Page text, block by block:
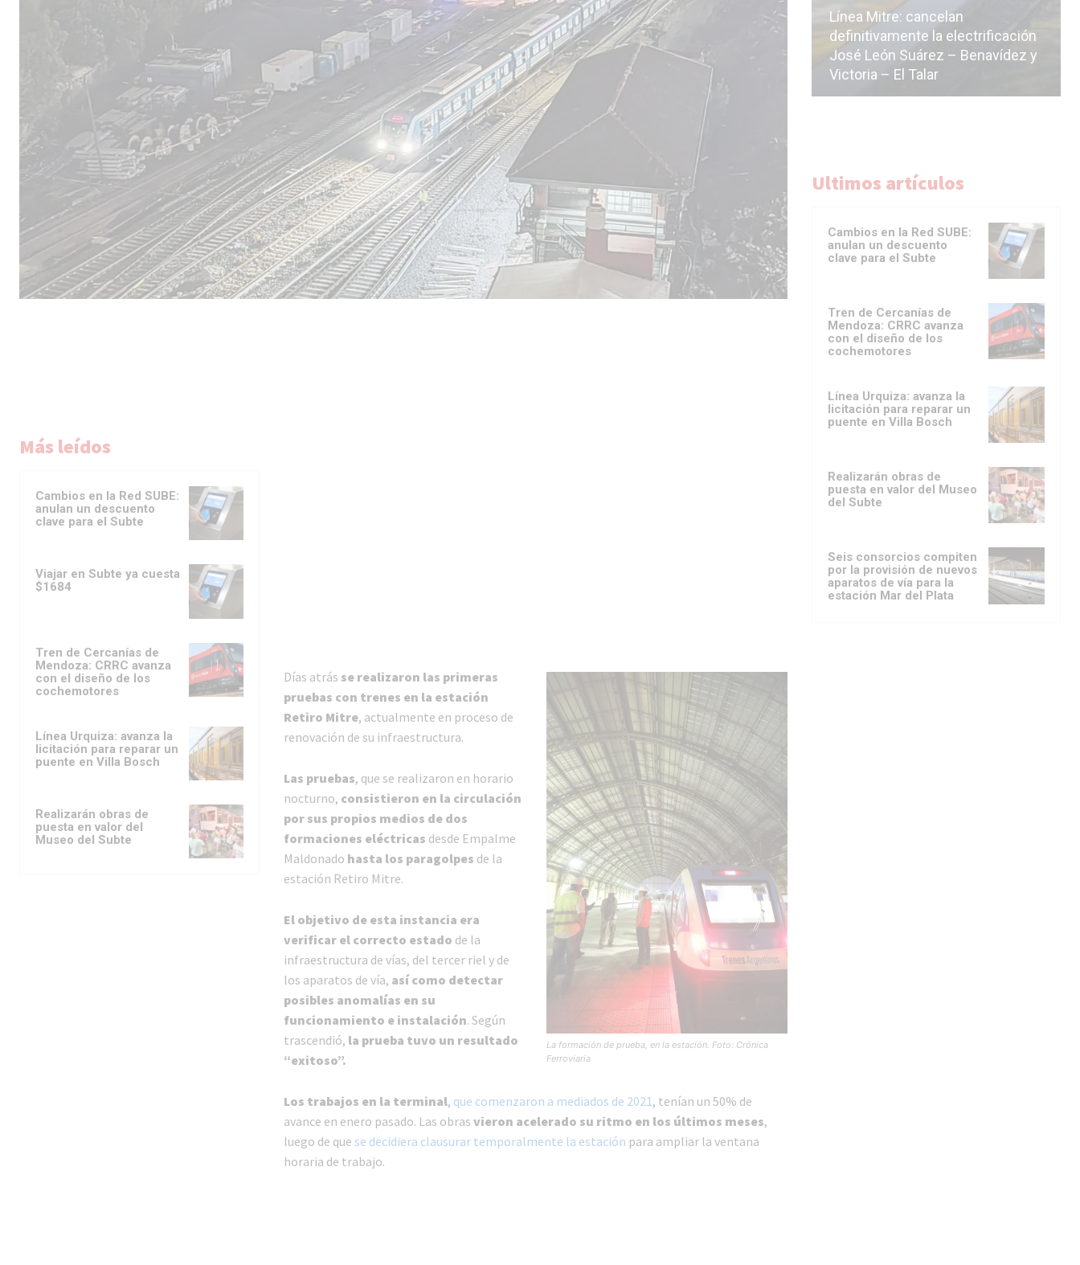
Más leídos
Cambios en la Red SUBE:
anulan un descuento
clave para el Subte
Viajar en Subte ya cuesta
$1684
Tren de Cercanías de
Mendoza: CRRC avanza
con el diseño de los
cochemotores
Línea Urquiza: avanza la
licitación para reparar un
puente en Villa Bosch
Realizarán obras de
puesta en valor del
Museo del Subte
La formación de prueba, en la estación. Foto: Crónica
Ferroviaria
Días atrás se realizaron las primeras
pruebas con trenes en la estación
Retiro Mitre, actualmente en proceso de
renovación de su infraestructura.
Las pruebas, que se realizaron en horario
nocturno, consistieron en la circulación
por sus propios medios de dos
formaciones eléctricas desde Empalme
Maldonado hasta los paragolpes de la
estación Retiro Mitre.
El objetivo de esta instancia era
verificar el correcto estado de la
infraestructura de vías, del tercer riel y de
los aparatos de vía, así como detectar
posibles anomalías en su
funcionamiento e instalación. Según
trascendió, la prueba tuvo un resultado
“exitoso”.
Los trabajos en la terminal, que comenzaron a mediados de 2021, tenían un 50% de
avance en enero pasado. Las obras vieron acelerado su ritmo en los últimos meses,
luego de que se decidiera clausurar temporalmente la estación para ampliar la ventana
horaria de trabajo.
Malestar en el sector privado por
los cambios sin fin al proyecto de
la línea F
Línea Mitre: dieron oficialmente
de baja la construcción de la
estación Nordelta
Línea Mitre: cancelan
definitivamente la electrificación
José León Suárez – Benavídez y
Victoria – El Talar
La Ciudad vuelve a
Ultimos artículos
Cambios en la Red SUBE:
anulan un descuento
clave para el Subte
Tren de Cercanías de
Mendoza: CRRC avanza
con el diseño de los
cochemotores
Línea Urquiza: avanza la
licitación para reparar un
puente en Villa Bosch
Realizarán obras de
puesta en valor del Museo
del Subte
Seis consorcios compiten
por la provisión de nuevos
aparatos de vía para la
estación Mar del Plata